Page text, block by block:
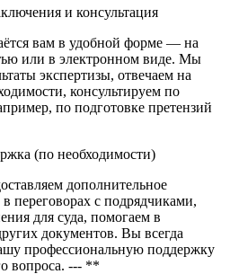
и консультация
вам в удобной форме — на
или в электронном виде. Мы
экспертизы, отвечаем на
консультируем по
по подготовке претензий
(по необходимости)
дополнительное
переговорах с подрядчиками,
для суда, помогаем в
документов. Вы всегда
профессиональную поддержку
вопроса. --- **